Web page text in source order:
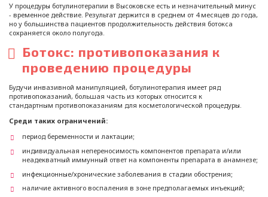
У процедуры ботулинотерапии в Высоковске есть и незначительный минус
- временное действие. Результат держится в среднем от 4 месяцев до года,
но у большинства пациентов продолжительность действия ботокса
сохраняется около полугода.
Ботокс: противопоказания к
проведению процедуры
Будучи инвазивной манипуляцией, ботулинотерапия имеет ряд
противопоказаний, большая часть из которых относится к
стандартным противопоказаниям для косметологической процедуры.
Среди таких ограничений:
период беременности и лактации;
индивидуальная непереносимость компонентов препарата и/или
неадекватный иммунный ответ на компоненты препарата в анамнезе;
инфекционные/хронические заболевания в стадии обострения;
наличие активного воспаления в зоне предполагаемых инъекций;